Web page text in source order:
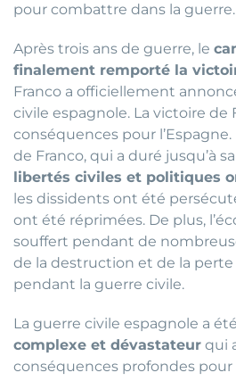
pour combattre dans la guerre.
Après trois ans de guerre, le
finalement remporté la
Franco a officiellement
civile espagnole. La victoire de
conséquences pour
de Franco, qui a duré jusqu’à
libertés civiles et politiques
les dissidents ont été
ont été réprimées. De plus,
souffert pendant de
de la destruction et de la perte
pendant la guerre civile.
La guerre civile espagnole a
complexe et dévastateur qui
conséquences profondes pour